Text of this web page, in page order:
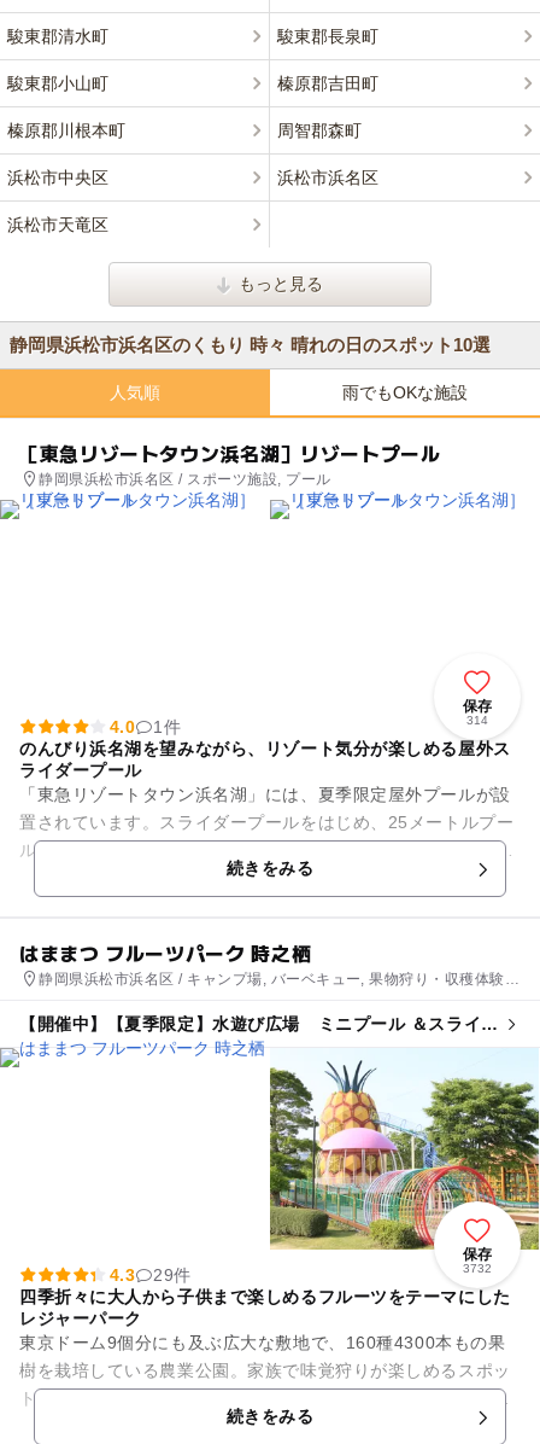
駿東郡清水町 駿東郡長泉町
駿東郡小山町 榛原郡吉田町
榛原郡川根本町 周智郡森町
浜松市中央区 浜松市浜名区
浜松市天竜区
もっと見る
静岡県浜松市浜名区のくもり 時々 晴れの日のスポット10選
人気順 雨でもOKな施設
［東急リゾートタウン浜名湖］リゾートプール
静岡県浜松市浜名区 / スポーツ施設, プール
保存
314
4.0
1件
のんびり浜名湖を望みながら、リゾート気分が楽しめる屋外ス
ライダープール
「東急リゾートタウン浜名湖」には、夏季限定屋外プールが設
置されています。スライダープールをはじめ、25メートルプー
ル、幼児用プールを備えています。毎年7月中旬から8月下旬の
夏季のシーズンにオープ...続きをみる
はままつ フルーツパーク 時之栖
静岡県浜松市浜名区 / キャンプ場, バーベキュー, 果物狩り・収穫体験,
ル・旅館
【開催中】【夏季限定】水遊び広場 ミニプール ＆スライダ
ー
保存
3732
4.3
29件
四季折々に大人から子供まで楽しめるフルーツをテーマにした
レジャーパーク
東京ドーム9個分にも及ぶ広大な敷地で、160種4300本もの果
樹を栽培している農業公園。家族で味覚狩りが楽しめるスポッ
トとして、高い人気を集めています。ワイナリーや地ビールも
続きをみる